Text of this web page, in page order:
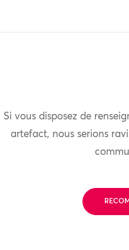
Si vous disposez de
artefact, nous serions